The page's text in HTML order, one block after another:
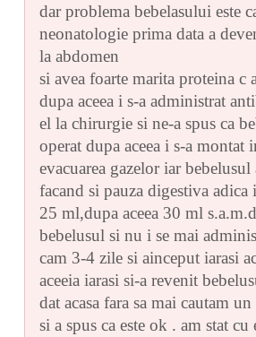
dar problema bebelasului este
neonatologie prima data a
la abdomen
si avea foarte marita proteina c
dupa aceea i s-a administrat
el la chirurgie si ne-a spus ca
operat dupa aceea i s-a
evacuarea gazelor iar
facand si pauza digestiva adica
25 ml,dupa aceea 30 ml
bebelusul si nu i se mai
cam 3-4 zile si ainceput iarasi
aceeia iarasi si-a revenit
dat acasa fara sa mai cautam
si a spus ca este ok . am stat cu